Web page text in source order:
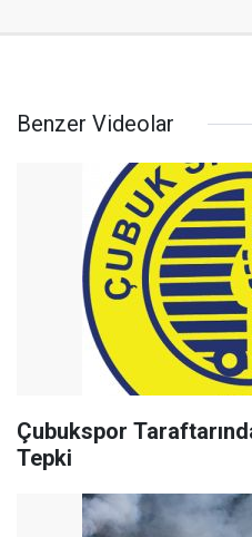
Benzer Videolar
Çubukspor
Tepki